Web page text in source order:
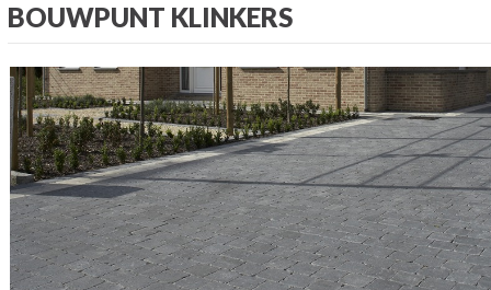
BOUWPUNT KLINKERS